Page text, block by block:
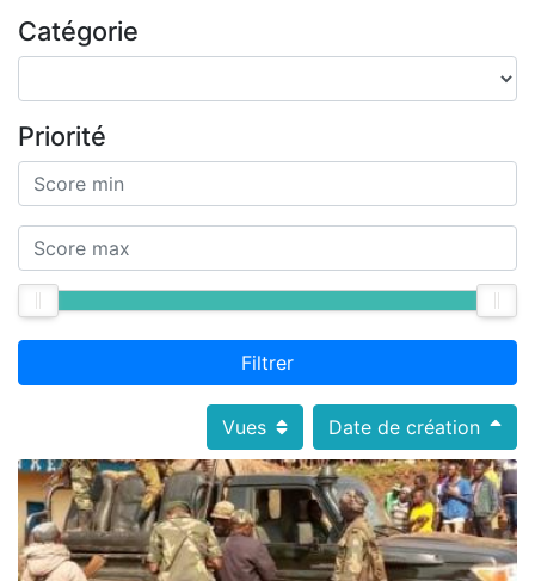
Catégorie
Priorité
Filtrer
Vues Date de création